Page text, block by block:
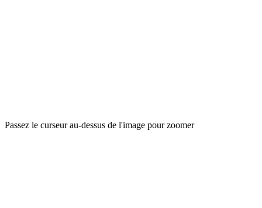
Passez le curseur au-dessus de l'image pour zoomer